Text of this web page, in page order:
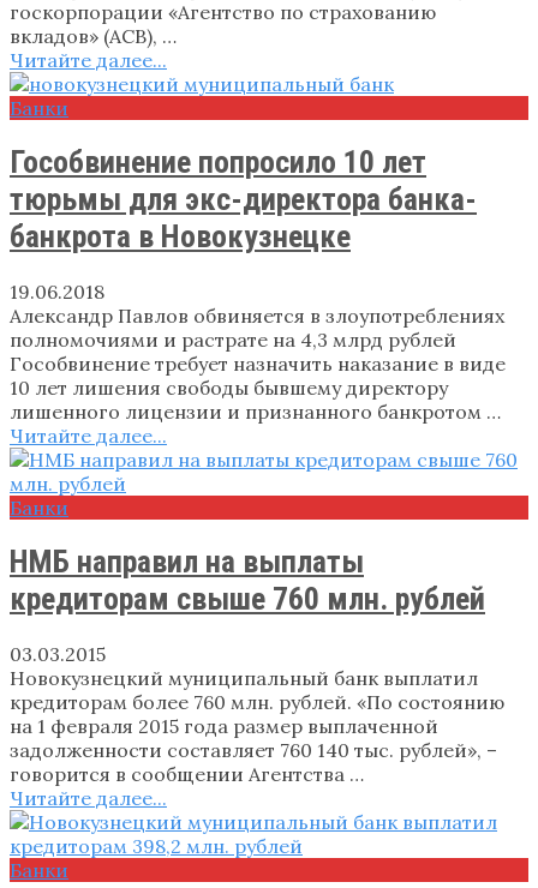
госкорпорации «Агентство по страхованию
вкладов» (АСВ), …
Читайте далее...
Банки
Гособвинение попросило 10 лет
тюрьмы для экс-директора банка-
банкрота в Новокузнецке
19.06.2018
Александр Павлов обвиняется в злоупотреблениях
полномочиями и растрате на 4,3 млрд рублей
Гособвинение требует назначить наказание в виде
10 лет лишения свободы бывшему директору
лишенного лицензии и признанного банкротом …
Читайте далее...
Банки
НМБ направил на выплаты
кредиторам свыше 760 млн. рублей
03.03.2015
Новокузнецкий муниципальный банк выплатил
кредиторам более 760 млн. рублей. «По состоянию
на 1 февраля 2015 года размер выплаченной
задолженности составляет 760 140 тыс. рублей», –
говорится в сообщении Агентства …
Читайте далее...
Банки